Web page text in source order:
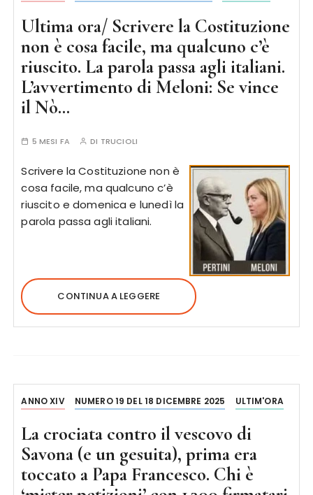
Ultima ora/ Scrivere la Costituzione
non è cosa facile, ma qualcuno c’è
riuscito. La parola passa agli italiani.
L’avvertimento di Meloni: Se vince
il Nò…
5 MESI FA DI TRUCIOLI
Scrivere la Costituzione non è
cosa facile, ma qualcuno c’è
riuscito e domenica e lunedì la
parola passa agli italiani.
CONTINUA A LEGGERE
ANNO XIV NUMERO 19 DEL 18 DICEMBRE 2025 ULTIM'ORA
La crociata contro il vescovo di
Savona (e un gesuita), prima era
toccato a Papa Francesco. Chi è